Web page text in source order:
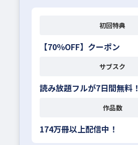
初回特典
【70％OFF】クーポン
サブスク
読み放題フルが7日間無料！
作品数
174万冊以上配信中！